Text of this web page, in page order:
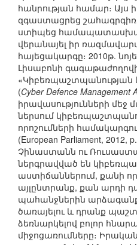
հանրության համար։ Այս
զգաստացրեց շահագրգիռ
ստիպեց համապատասխան
վերանայել իր
հայեցակարգը։ 2010թ.
Լիսաբոնի
(Cyber Defence Management
իրավասությունների մեջ
ներսում
որոշումների
(European Parliament, 2012,
Չինաստանն ու
ներգրավված են
աստիճաններում, քանի որ
այլընտրանք, քան արդի
պահանջներին
ծառայելու և դրանք
ձեռնարկելով բոլոր
միջոցառումները։